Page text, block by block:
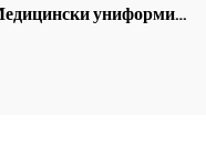
униформи